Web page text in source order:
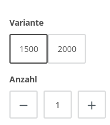
Varianteauswählen
1500 2000
Anzahl
Produkt